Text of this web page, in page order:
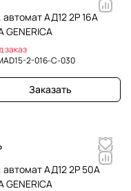
АД12 2Р 16А
GENERICA
заказ
2-016-C-030
Заказать
АД12 2Р 50А
GENERICA